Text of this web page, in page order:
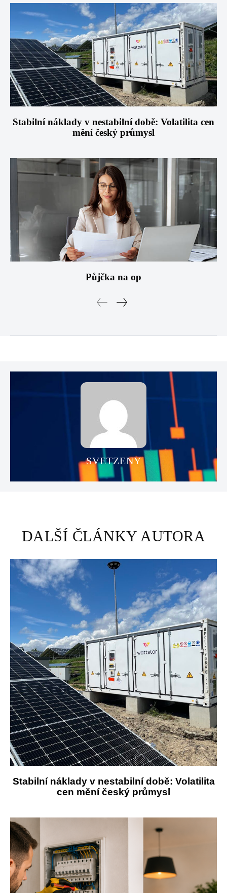
Stabilní náklady v nestabilní době: Volatilita cen
mění český průmysl
Půjčka na op
SVETZENY
DALŠÍ ČLÁNKY AUTORA
Stabilní náklady v nestabilní době: Volatilita
cen mění český průmysl